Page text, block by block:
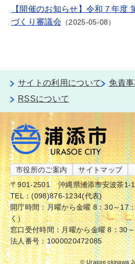
【開催のお知らせ】令和７年度
づくり審議会
2025-05-08
サイトの利用について 免責
RSSについて
市役所のご案内 サイトマップ
〒901-2501
沖縄県浦添市安波茶1-
TEL：(098)876-1234(代表)
開庁時間：月曜から金曜 8：30～17
く）
窓口受付時間：月曜から金曜 8：30
法人番号：1000020472085
© Urasoe okinawa